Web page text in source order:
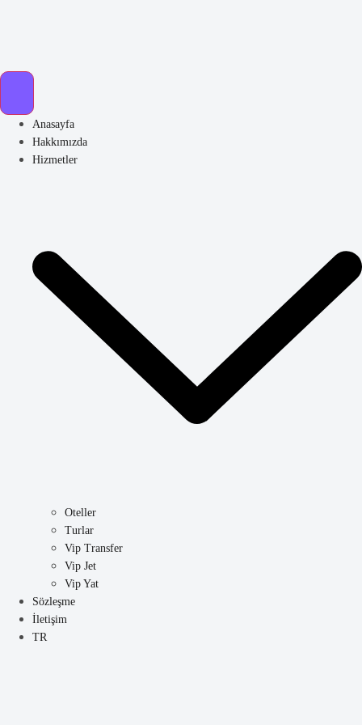
Anasayfa
Hakkımızda
Hizmetler
Oteller
Turlar
Vip Transfer
Vip Jet
Vip Yat
Sözleşme
İletişim
TR